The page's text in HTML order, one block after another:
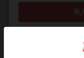
再